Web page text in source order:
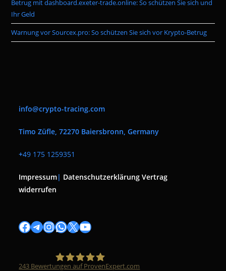
Betrug mit dashboard.exeter-trade.online: So schützen Sie sich und
Ihr Geld
Warnung vor Sourcex.pro: So schützen Sie sich vor Krypto-Betrug
info@crypto-tracing.com
Timo Züfle, 72270 Baiersbronn, Germany
+49 175 1259351
Impressum| Datenschutzerklärung Vertrag
widerrufen
Facebook
Telegram
Instagram
WhatsApp
X YouTube
243 Bewertungen auf ProvenExpert.com